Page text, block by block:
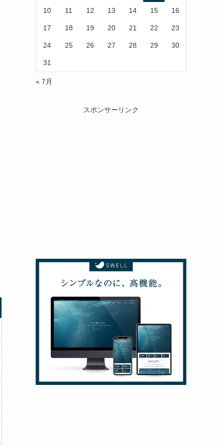
10 11 12 13 14 15 16
17 18 19 20 21 22 23
24 25 26 27 28 29 30
31
« 7月
スポンサーリンク